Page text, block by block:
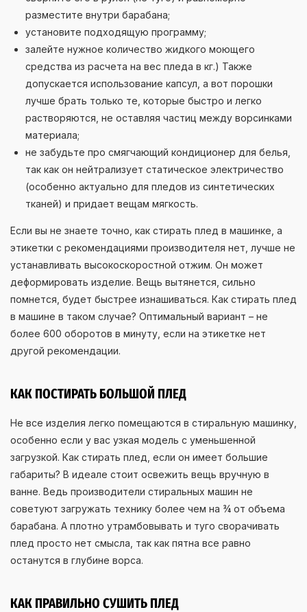
разместите внутри барабана;
установите подходящую программу;
залейте нужное количество жидкого моющего
средства из расчета на вес пледа в кг.) Также
допускается использование капсул, а вот порошки
лучше брать только те, которые быстро и легко
растворяются, не оставляя частиц между ворсинками
материала;
не забудьте про смягчающий кондиционер для белья,
так как он нейтрализует статическое электричество
(особенно актуально для пледов из синтетических
тканей) и придает вещам мягкость.
Если вы не знаете точно, как стирать плед в машинке, а
этикетки с рекомендациями производителя нет, лучше не
устанавливать высокоскоростной отжим. Он может
деформировать изделие. Вещь вытянется, сильно
помнется, будет быстрее изнашиваться. Как стирать плед
в машине в таком случае? Оптимальный вариант – не
более 600 оборотов в минуту, если на этикетке нет
другой рекомендации.
КАК ПОСТИРАТЬ БОЛЬШОЙ ПЛЕД
Не все изделия легко помещаются в стиральную машинку,
особенно если у вас узкая модель с уменьшенной
загрузкой. Как стирать плед, если он имеет большие
габариты? В идеале стоит освежить вещь вручную в
ванне. Ведь производители стиральных машин не
советуют загружать технику более чем на ¾ от объема
барабана. А плотно утрамбовывать и туго сворачивать
плед просто нет смысла, так как пятна все равно
останутся в глубине ворса.
КАК ПРАВИЛЬНО СУШИТЬ ПЛЕД